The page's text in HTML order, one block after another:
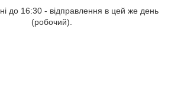
до 16:30 - відправлення в цей же день
(робочий).